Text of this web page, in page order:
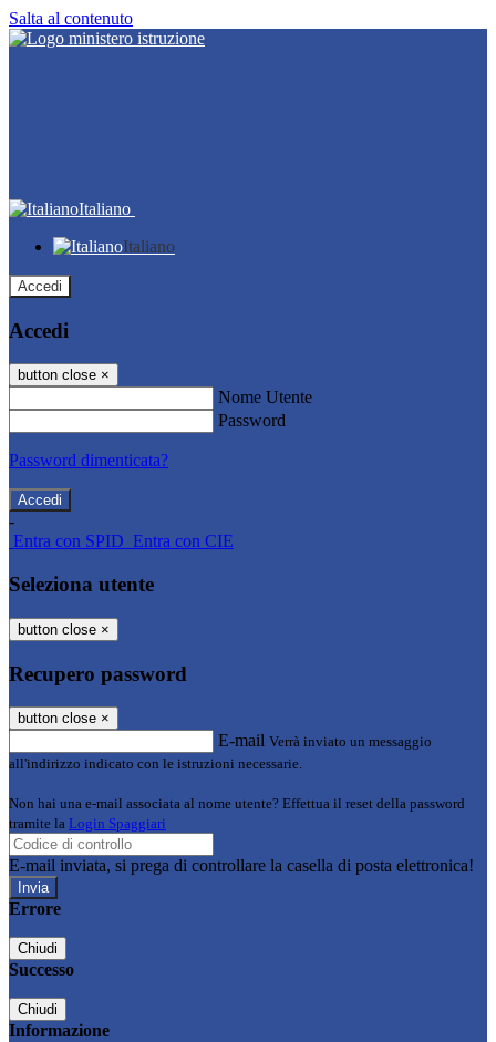
Salta al contenuto
Italiano
Italiano
Accedi
Accedi
button close ×
Nome Utente
Password
Password dimenticata?
-
Entra con SPID Entra con CIE
Seleziona utente
button close ×
Recupero password
button close ×
E-mail Verrà inviato un messaggio
all'indirizzo indicato con le istruzioni necessarie.
Non hai una e-mail associata al nome utente? Effettua il reset della password
tramite la Login Spaggiari
E-mail inviata, si prega di controllare la casella di posta elettronica!
Errore
Chiudi
Successo
Chiudi
Informazione